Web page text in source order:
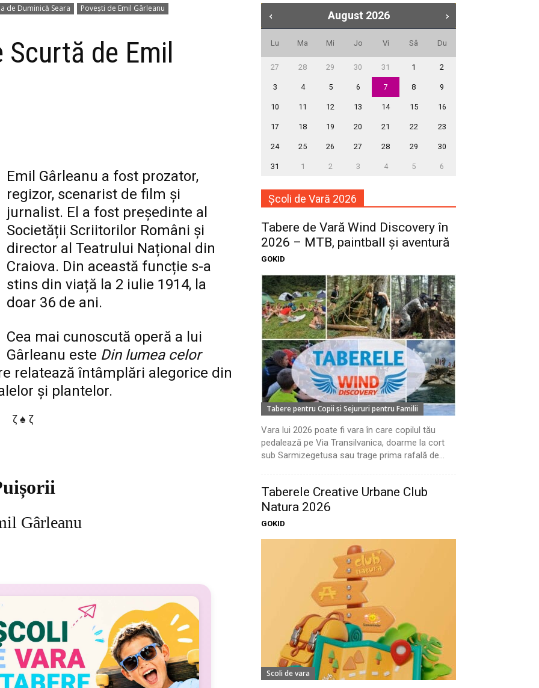
de Duminică Seara Povești de Emil Gârleanu
de Emil
Emil Gârleanu a fost prozator,
regizor, scenarist de film și
jurnalist. El a fost președinte al
Societății Scriitorilor Români și
director al Teatrului Național din
Craiova. Din această funcție s-a
stins din viață la 2 iulie 1914, la
doar 36 de ani.
Cea mai cunoscută operă a lui
Gârleanu este Din lumea celor
relatează întâmplări alegorice din
și plantelor.
ζ ♠ ζ
Gârleanu
August 2026
Lu Ma Mi Jo Vi Sâ Du
27 28 29 30 31 1 2
3 4 5 6 7 8 9
10 11 12 13 14 15 16
17 18 19 20 21 22 23
24 25 26 27 28 29 30
31 1 2 3 4 5 6
Școli de Vară 2026
Tabere de Vară Wind Discovery în
2026 – MTB, paintball și aventură
GOKID
Tabere pentru Copii si Sejururi pentru Familii
Vara lui 2026 poate fi vara în care copilul tău
pedalează pe Via Transilvanica, doarme la cort
sub Sarmizegetusa sau trage prima rafală de...
Taberele Creative Urbane Club
Natura 2026
GOKID
Scoli de vara